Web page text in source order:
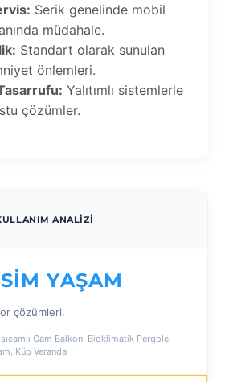
Serik genelinde mobil
müdahale.
Standart olarak sunulan
önlemleri.
Yalıtımlı sistemlerle
çözümler.
ANALIZI
YAŞAM
çözümleri.
Cam Balkon, Bioklimatik Pergole,
Küp Veranda